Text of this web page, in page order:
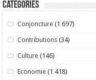
Catégories
Conjoncture (1 697)
Contributions (34)
Culture (146)
Economie (1 418)